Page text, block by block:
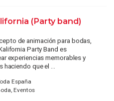
(Party band)
de animación para bodas,
Party Band es
experiencias memorables y
que el ...
España
Eventos